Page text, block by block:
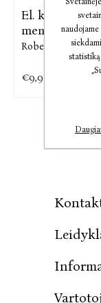
El. knyga
menas
Roberto Calasso
€9,92